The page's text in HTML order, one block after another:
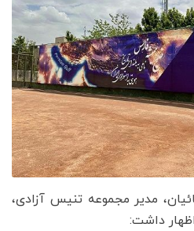
مدیر مجموعه تنیس آزادی،
داشت: